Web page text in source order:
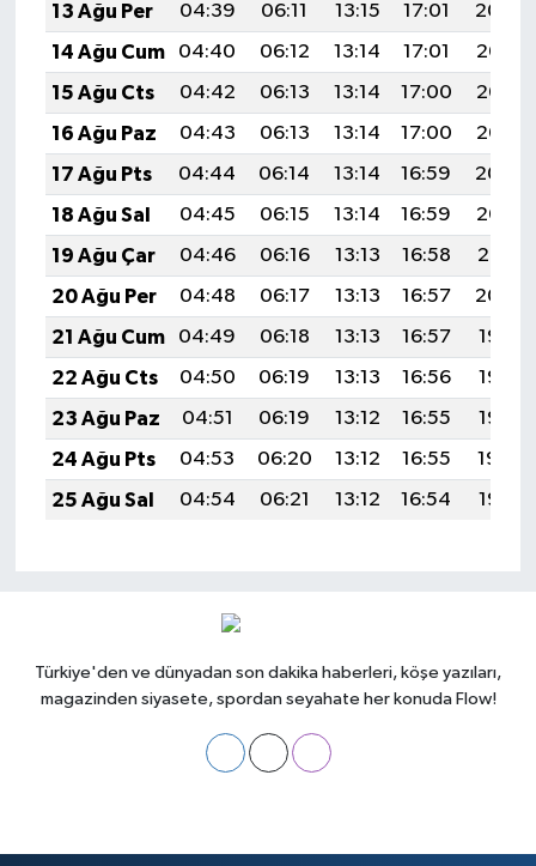
13 Ağu Per
04:39 06:11 13:15 17:01
20:09
14 Ağu Cum
04:40 06:12 13:14 17:01
20:07
15 Ağu Cts
04:42 06:13 13:14 17:00
20:06
16 Ağu Paz
04:43 06:13 13:14 17:00
20:05
17 Ağu Pts
04:44 06:14 13:14 16:59
20:04
18 Ağu Sal
04:45 06:15 13:14 16:59
20:02
19 Ağu Çar
04:46 06:16 13:13 16:58
20:01
20 Ağu Per
04:48 06:17 13:13 16:57
20:00
21 Ağu Cum
04:49 06:18 13:13 16:57
19:58
22 Ağu Cts
04:50 06:19 13:13 16:56
19:57
23 Ağu Paz
04:51 06:19 13:12 16:55
19:56
24 Ağu Pts
04:53 06:20 13:12 16:55
19:54
25 Ağu Sal
04:54 06:21 13:12 16:54 19:53
Türkiye'den ve dünyadan son dakika haberleri, köşe yazıları,
magazinden siyasete, spordan seyahate her konuda Flow!